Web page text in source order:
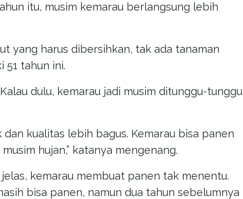
itu, musim kemarau berlangsung lebih
yang harus dibersihkan, tak ada tanaman
51 tahun ini.
dulu, kemarau jadi musim ditunggu-tunggu
kualitas lebih bagus. Kemarau bisa panen
hujan,” katanya mengenang.
kemarau membuat panen tak menentu.
bisa panen, namun dua tahun sebelumnya